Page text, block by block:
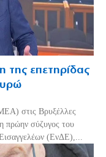
της επετηρίδας
στις Βρυξέλλες
πρώην σύζυγος του
(ΕνΔΕ),...